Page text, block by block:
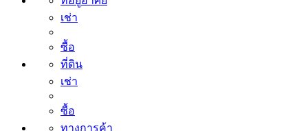
เช่า
ซื้อ
ที่ดิน
เช่า
ซื้อ
ทางการค้า